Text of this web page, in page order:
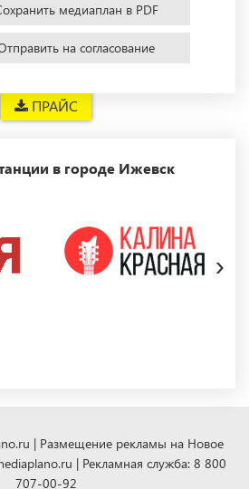
ПРАЙС
медиаплан в PDF
на согласование
в городе Ижевск
›
| Размещение рекламы на Новое
| Рекламная служба: 8 800
707-00-92